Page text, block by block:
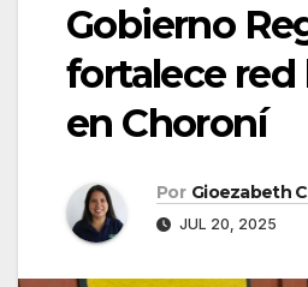
Gobierno
fortalece red
en Choroní
Por Gioezabeth
JUL 20, 2025